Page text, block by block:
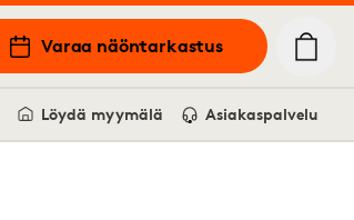
Varaa näöntarkastus
Löydä myymälä Asiakaspalvelu